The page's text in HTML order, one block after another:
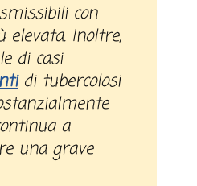
con
Inoltre,
di casi
di tubercolosi
a
una grave